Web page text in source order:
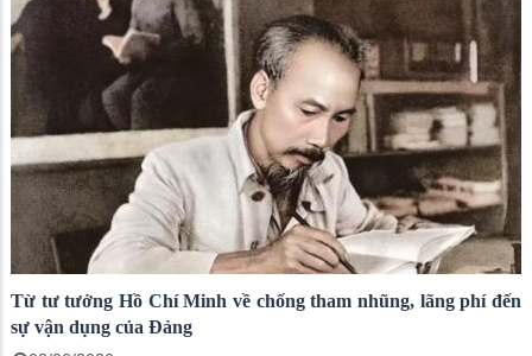
trình hơn 30 năm bôn ba tìm con đường giải phóng dân tộc.
Từ tư tưởng Hồ Chí Minh về chống tham nhũng, lãng phí đến
sự vận dụng của Đảng